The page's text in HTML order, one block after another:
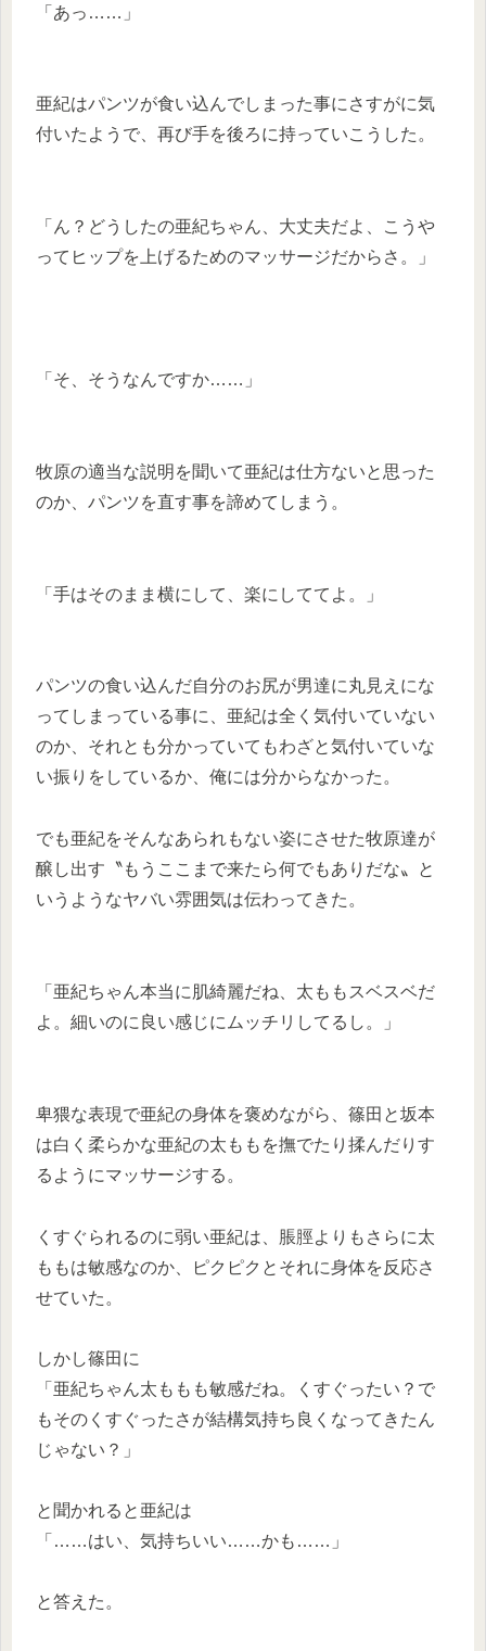
「あっ……」
亜紀はパンツが食い込んでしまった事にさすがに気
付いたようで、再び手を後ろに持っていこうした。
「ん？どうしたの亜紀ちゃん、大丈夫だよ、こうや
ってヒップを上げるためのマッサージだからさ。」
「そ、そうなんですか……」
牧原の適当な説明を聞いて亜紀は仕方ないと思った
のか、パンツを直す事を諦めてしまう。
「手はそのまま横にして、楽にしててよ。」
パンツの食い込んだ自分のお尻が男達に丸見えにな
ってしまっている事に、亜紀は全く気付いていない
のか、それとも分かっていてもわざと気付いていな
い振りをしているか、俺には分からなかった。
でも亜紀をそんなあられもない姿にさせた牧原達が
醸し出す〝もうここまで来たら何でもありだな〟と
いうようなヤバい雰囲気は伝わってきた。
「亜紀ちゃん本当に肌綺麗だね、太ももスベスベだ
よ。細いのに良い感じにムッチリしてるし。」
卑猥な表現で亜紀の身体を褒めながら、篠田と坂本
は白く柔らかな亜紀の太ももを撫でたり揉んだりす
るようにマッサージする。
くすぐられるのに弱い亜紀は、脹脛よりもさらに太
ももは敏感なのか、ピクピクとそれに身体を反応さ
せていた。
しかし篠田に
「亜紀ちゃん太ももも敏感だね。くすぐったい？で
もそのくすぐったさが結構気持ち良くなってきたん
じゃない？」
と聞かれると亜紀は
「……はい、気持ちいい……かも……」
と答えた。